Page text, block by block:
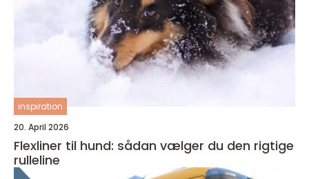
inspiration
20. April 2026
Flexliner til hund: sådan vælger du den rigtige
rulleline